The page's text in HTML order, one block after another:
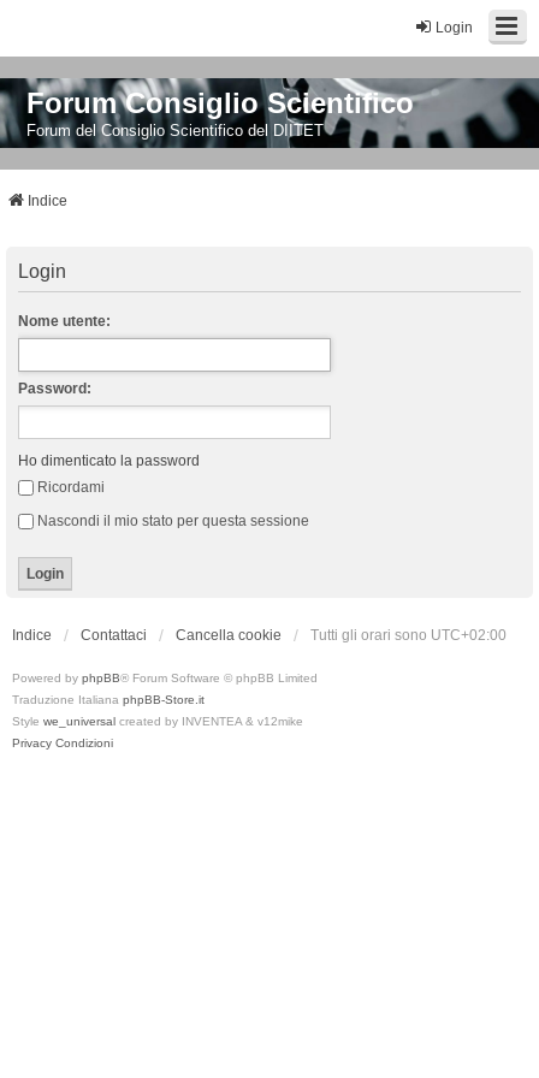
Login
Forum Consiglio Scientifico
Forum del Consiglio Scientifico del DIITET
Indice
Login
Nome utente:
Password:
Ho dimenticato la password
Ricordami
Nascondi il mio stato per questa sessione
Indice Contattaci Cancella cookie Tutti gli orari sono UTC+02:00
Powered by phpBB® Forum Software © phpBB Limited
Traduzione Italiana phpBB-Store.it
Style we_universal created by INVENTEA & v12mike
Privacy Condizioni